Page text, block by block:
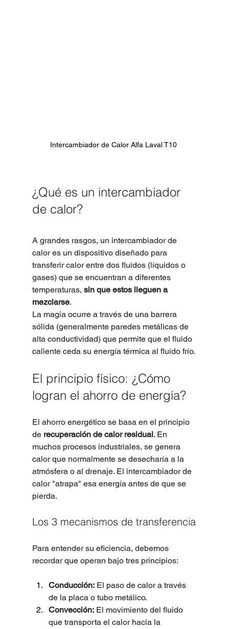
Intercambiador de Calor Alfa Laval T10
¿Qué es un intercambiador
de calor?
A grandes rasgos, un intercambiador de
calor es un dispositivo diseñado para
transferir calor entre dos fluidos (líquidos o
gases) que se encuentran a diferentes
temperaturas, sin que estos lleguen a
mezclarse.
La magia ocurre a través de una barrera
sólida (generalmente paredes metálicas de
alta conductividad) que permite que el fluido
caliente ceda su energía térmica al fluido frío.
El principio físico: ¿Cómo
logran el ahorro de energía?
El ahorro energético se basa en el principio
de recuperación de calor residual. En
muchos procesos industriales, se genera
calor que normalmente se desecharía a la
atmósfera o al drenaje. El intercambiador de
calor "atrapa" esa energía antes de que se
pierda.
Los 3 mecanismos de transferencia
Para entender su eficiencia, debemos
recordar que operan bajo tres principios:
Conducción: El paso de calor a través
de la placa o tubo metálico.
Convección: El movimiento del fluido
que transporta el calor hacia la